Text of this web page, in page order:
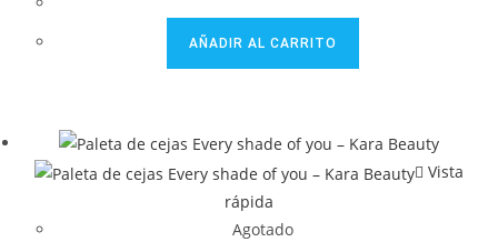
AÑADIR AL CARRITO
Vista
rápida
Agotado